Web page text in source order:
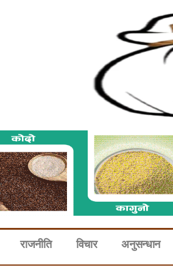
राजनीति विचार अनुसन्धान